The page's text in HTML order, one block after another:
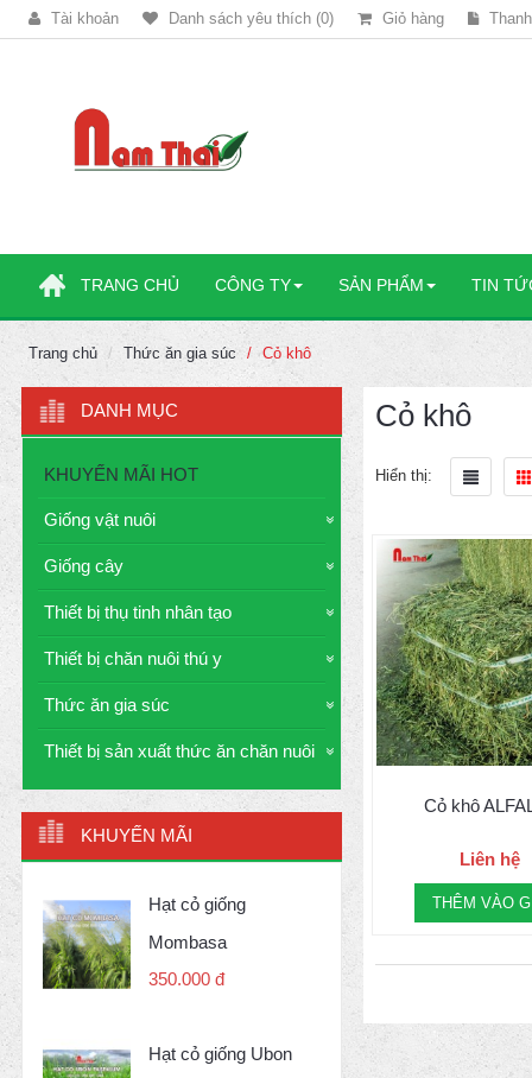
Tài khoản Danh sách yêu thích (0) Giỏ hàng
TRANG CHỦ CÔNG TY SẢN PHẨM TIN
Trang chủ Thức ăn gia súc Cỏ khô
DANH MỤC
KHUYẾN MÃI HOT
Giống vật nuôi
Giống cây
Thiết bị thụ tinh nhân tạo
Thiết bị chăn nuôi thú y
Thức ăn gia súc
Thiết bị sản xuất thức ăn chăn nuôi
KHUYẾN MÃI
Hạt cỏ giống
Mombasa
350.000 đ
Hạt cỏ giống Ubon
Cỏ khô
Hiển thị:
Cỏ khô
Liên hệ
THÊM VÀO